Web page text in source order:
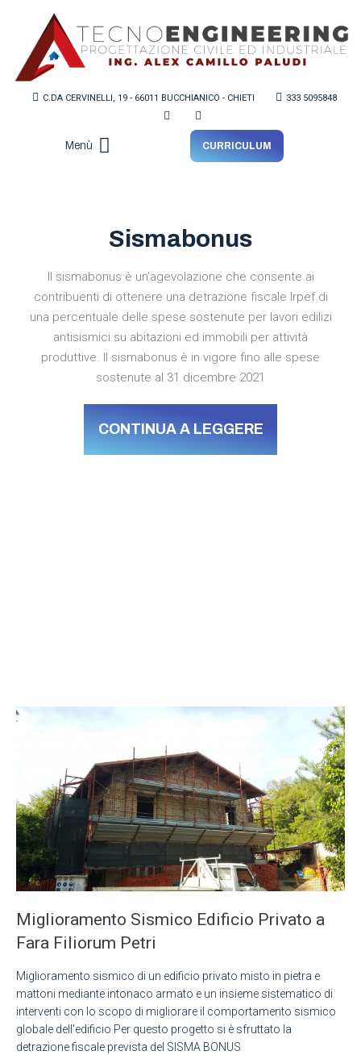
C.DA CERVINELLI, 19 - 66011 BUCCHIANICO - CHIETI 333 5095848
Menù CURRICULUM
Sismabonus
Il sismabonus è un’agevolazione che consente ai
contribuenti di ottenere una detrazione fiscale Irpef di
una percentuale delle spese sostenute per lavori edilizi
antisismici su abitazioni ed immobili per attività
produttive. Il sismabonus è in vigore fino alle spese
sostenute al 31 dicembre 2021
CONTINUA A LEGGERE
Miglioramento Sismico Edificio Privato a
Fara Filiorum Petri
Miglioramento sismico di un edificio privato misto in pietra e
mattoni mediante intonaco armato e un insieme sistematico di
interventi con lo scopo di migliorare il comportamento sismico
globale dell'edificio Per questo progetto si è sfruttato la
detrazione fiscale prevista del SISMA BONUS